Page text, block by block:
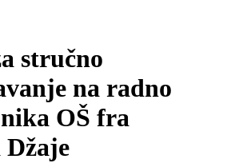
stručno
na radno
OŠ fra